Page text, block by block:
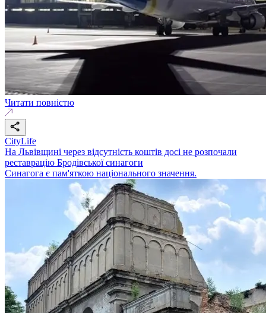
Читати повністю
CityLife
На Львівщині через відсутність коштів досі не розпочали
реставрацію Бродівської синагоги
Синагога є пам'яткою національного значення.